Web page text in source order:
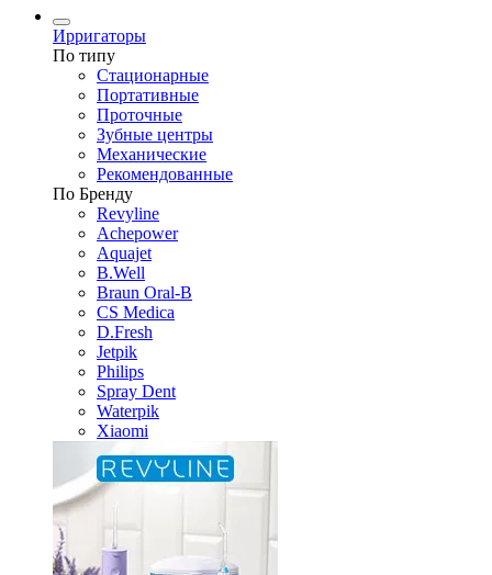
Ирригаторы
По типу
Стационарные
Портативные
Проточные
Зубные центры
Механические
Рекомендованные
По Бренду
Revyline
Achepower
Aquajet
B.Well
Braun Oral-B
CS Medica
D.Fresh
Jetpik
Philips
Spray Dent
Waterpik
Xiaomi